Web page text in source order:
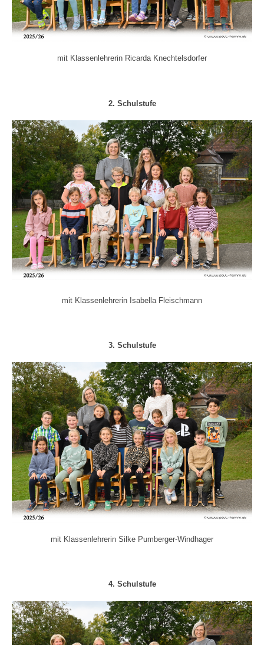
mit Klassenlehrerin Ricarda Knechtelsdorfer
2. Schulstufe
mit Klassenlehrerin Isabella Fleischmann
3. Schulstufe
mit Klassenlehrerin Silke Pumberger-Windhager
4. Schulstufe